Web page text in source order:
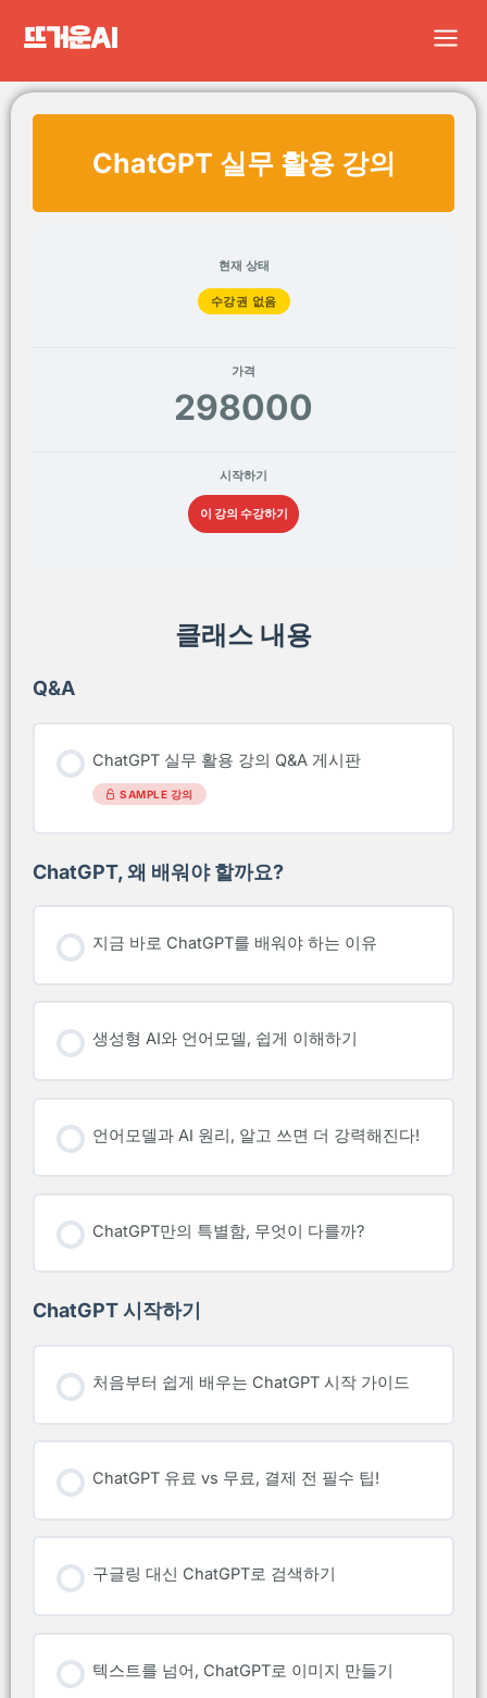
로
ChatGPT 실무 활용 강의
현재 상태
수강권 없음
가격
298000
시작하기
이 강의 수강하기
클래스 내용
Q&A
ChatGPT 실무 활용 강의 Q&A 게시판
SAMPLE 강의
ChatGPT, 왜 배워야 할까요?
지금 바로 ChatGPT를 배워야 하는 이유
생성형 AI와 언어모델, 쉽게 이해하기
언어모델과 AI 원리, 알고 쓰면 더 강력해진다!
ChatGPT만의 특별함, 무엇이 다를까?
ChatGPT 시작하기
처음부터 쉽게 배우는 ChatGPT 시작 가이드
ChatGPT 유료 vs 무료, 결제 전 필수 팁!
구글링 대신 ChatGPT로 검색하기
텍스트를 넘어, ChatGPT로 이미지 만들기